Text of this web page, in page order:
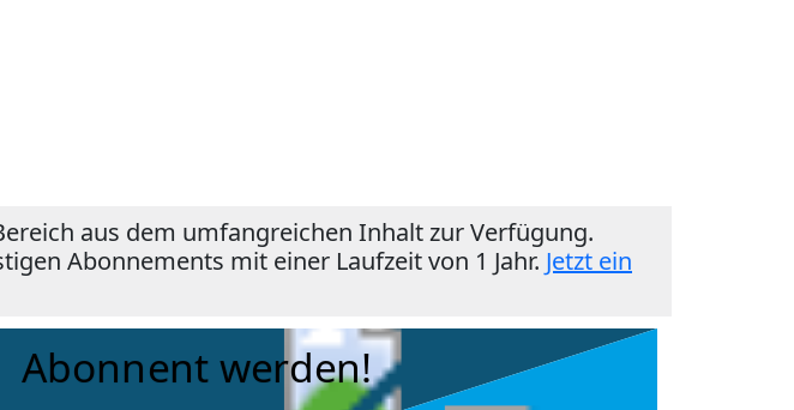
aus dem umfangreichen Inhalt zur Verfügung.
Abonnements mit einer Laufzeit von 1 Jahr. Jetzt ein
Abonnent werden!